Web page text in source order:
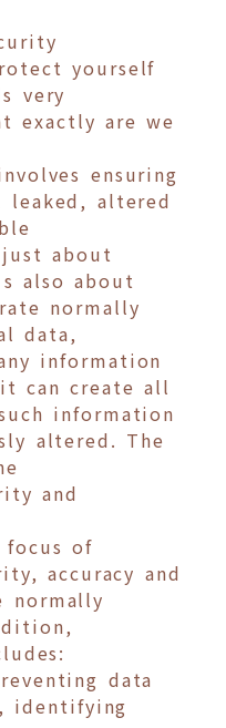
yourself
very
exactly are we
ensuring
altered
about
also about
normally
data,
information
can create all
information
altered. The
and
of
accuracy and
normally
data
identifying